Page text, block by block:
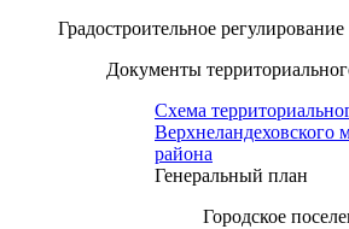
Градостроительное регулирование
Документы
Схема
Верхнеландеховского
района
Генеральный план
Городское